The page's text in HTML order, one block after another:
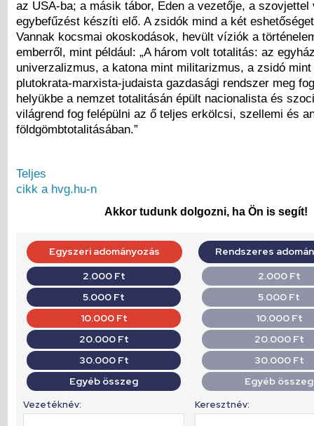
az USA-ba; a másik tábor, Eden a vezetője, a szovjettel
egybefűzést készíti elő. A zsidók mind a két
Vannak kocsmai okoskodások, hevült víziók a
emberről, mint például: „A három volt totalitás: az
univerzalizmus, a katona mint militarizmus, a zsidó mint
plutokrata-marxista-judaista gazdasági rendszer meg
helyükbe a nemzet totalitásán épült nacionalista és
világrend fog felépülni az ő teljes erkölcsi, szellemi és
földgömbtotalitásában.”
Teljes
cikk a hvg.hu-n
Akkor tudunk dolgozni, ha Ön is segít!